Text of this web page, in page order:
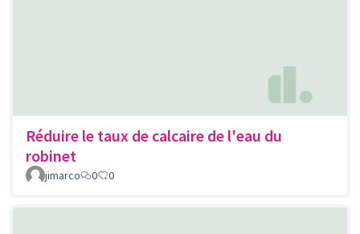
Réduire le taux de calcaire de l'eau du
robinet
jimarco 0 0